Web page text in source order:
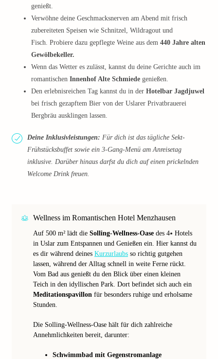
genießt.
Verwöhne deine Geschmacksnerven am Abend mit frisch
zubereiteten Speisen wie Schnitzel, Wildragout und
Fisch. Probiere dazu gepflegte Weine aus dem 440 Jahre alten
Gewölbekeller.
Wenn das Wetter es zulässt, kannst du deine Gerichte auch im
romantischen Innenhof Alte Schmiede genießen.
Den erlebnisreichen Tag kannst du in der Hotelbar Jagdjuwel
bei frisch gezapftem Bier von der Uslarer Privatbrauerei
Bergbräu ausklingen lassen.
Deine Inklusivleistungen: Für dich ist das tägliche Sekt-
Frühstücksbuffet sowie ein 3-Gang-Menü am Anreisetag
inklusive. Darüber hinaus darfst du dich auf einen prickelnden
Welcome Drink freuen.
Wellness im Romantischen Hotel Menzhausen
Auf 500 m² lädt die Solling-Wellness-Oase des 4⭑ Hotels
in Uslar zum Entspannen und Genießen ein. Hier kannst du
es dir während deines Kurzurlaubs so richtig gutgehen
lassen, während der Alltag schnell in weite Ferne rückt.
Vom Bad aus genießt du den Blick über einen kleinen
Teich in den idyllischen Park. Dort befindet sich auch ein
Meditationspavillon für besonders ruhige und erholsame
Stunden.
Die Solling-Wellness-Oase hält für dich zahlreiche
Annehmlichkeiten bereit, darunter:
Schwimmbad mit Gegenstromanlage